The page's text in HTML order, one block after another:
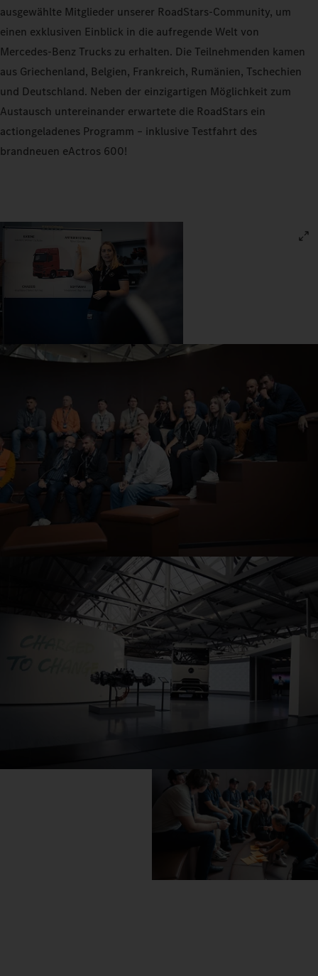
ausgewählte Mitglieder unserer RoadStars-Community, um
einen exklusiven Einblick in die aufregende Welt von
Mercedes‑Benz Trucks zu erhalten. Die Teilnehmenden kamen
aus Griechenland, Belgien, Frankreich, Rumänien, Tschechien
und Deutschland. Neben der einzigartigen Möglichkeit zum
Austausch untereinander erwartete die RoadStars ein
actiongeladenes Programm – inklusive Testfahrt des
brandneuen eActros 600!